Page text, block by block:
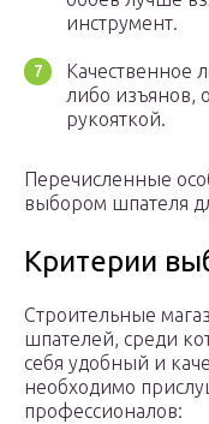
инструмент.
Качественное
либо изъянов,
рукояткой.
Перечисленные
выбором шпателя
Критерии
Строительные
шпателей, среди
себя удобный и
необходимо
профессионалов: